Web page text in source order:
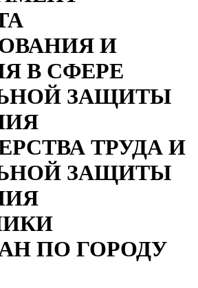
И
В СФЕРЕ
ЗАЩИТЫ
ТРУДА И
ЗАЩИТЫ
ПО ГОРОДУ